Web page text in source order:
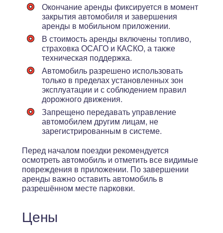
Окончание аренды фиксируется в момент
закрытия автомобиля и завершения
аренды в мобильном приложении.
В стоимость аренды включены топливо,
страховка ОСАГО и КАСКО, а также
техническая поддержка.
Автомобиль разрешено использовать
только в пределах установленных зон
эксплуатации и с соблюдением правил
дорожного движения.
Запрещено передавать управление
автомобилем другим лицам, не
зарегистрированным в системе.
Перед началом поездки рекомендуется
осмотреть автомобиль и отметить все видимые
повреждения в приложении. По завершении
аренды важно оставить автомобиль в
разрешённом месте парковки.
Цены